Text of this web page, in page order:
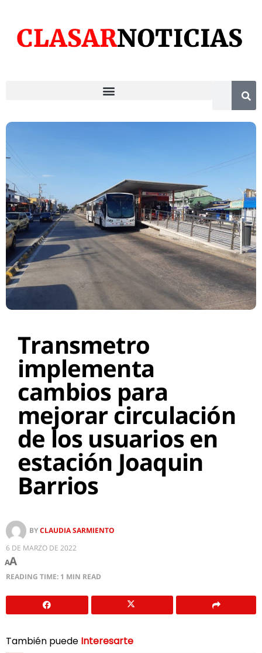
Transmetro
implementa
cambios para
mejorar circulación
de los usuarios en
estación Joaquin
Barrios
BYCLAUDIA SARMIENTO
6 DE MARZO DE 2022
AA
READING TIME: 1 MIN READ
También puede Interesarte